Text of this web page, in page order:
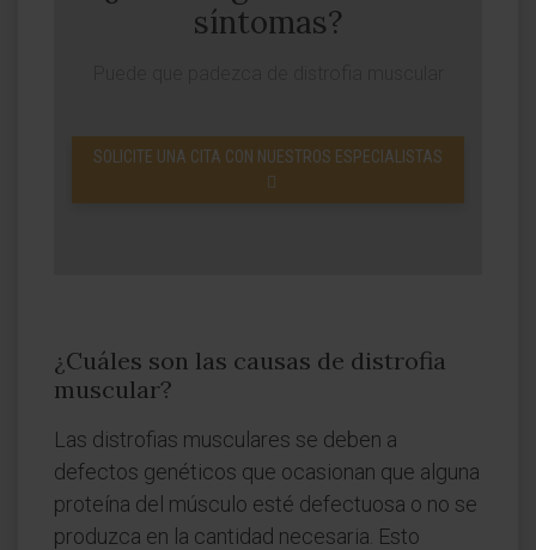
síntomas?
SOLICITE UNA CITA CON NUESTROS ESPECIALISTAS
¿Cuáles son las causas de distrofia
muscular?
Las distrofias musculares se deben a
defectos genéticos que ocasionan que alguna
proteína del músculo esté defectuosa o no se
produzca en la cantidad necesaria. Esto